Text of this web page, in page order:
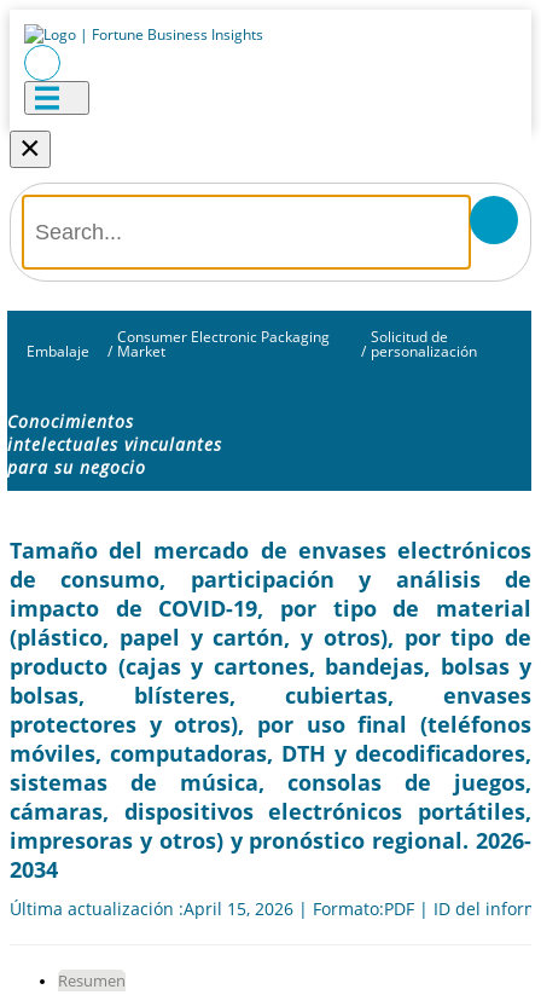
×
Embalaje /
Consumer Electronic Packaging
Market /
Solicitud de
personalización
Conocimientos
intelectuales vinculantes
para su negocio
Tamaño del mercado de envases electrónicos
de consumo, participación y análisis de
impacto de COVID-19, por tipo de material
(plástico, papel y cartón, y otros), por tipo de
producto (cajas y cartones, bandejas, bolsas y
bolsas, blísteres, cubiertas, envases
protectores y otros), por uso final (teléfonos
móviles, computadoras, DTH y decodificadores,
sistemas de música, consolas de juegos,
cámaras, dispositivos electrónicos portátiles,
impresoras y otros) y pronóstico regional. 2026-
2034
Última actualización :April 15, 2026 | Formato:PDF | ID del
Resumen